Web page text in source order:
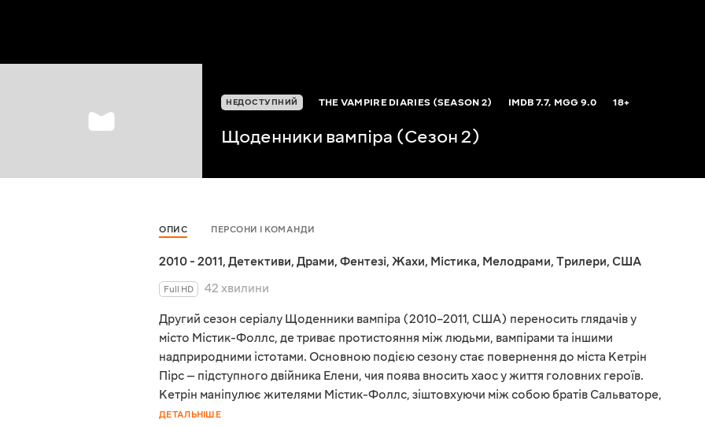
НЕДОСТУПНИЙ THE VAMPIRE DIARIES (SEASON 2) IMDB7.7, MGG9.0 18+
Щоденники вампіра (Сезон 2)
ОПИС ПЕРСОНИ І КОМАНДИ
2010 - 2011, Детективи, Драми, Фентезі, Жахи, Містика, Мелодрами, Трилери, США
Full HD
42 хвилини
Другий сезон серіалу Щоденники вампіра (2010–2011, США) переносить глядачів у
місто Містик-Фоллс, де триває протистояння між людьми, вампірами та іншими
надприродними істотами. Основною подією сезону стає повернення до міста Кетрін
Пірс — підступного двійника Елени, чия поява вносить хаос у життя головних героїв.
Кетрін маніпулює жителями Містик-Фоллс, зіштовхуючи між собою братів Сальваторе,
ДЕТАЛЬНІШЕ